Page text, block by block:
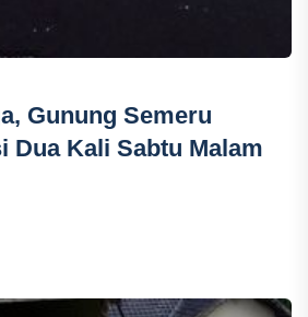
Gunung Semeru
Dua Kali Sabtu Malam